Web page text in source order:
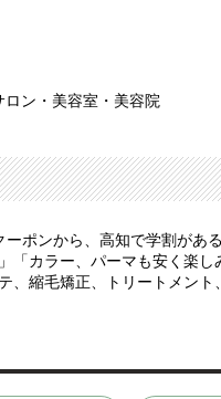
ロン・美容室・美容院
ポンから、高知で学割が
カラー、パーマも安く楽
縮毛矯正、トリートメン